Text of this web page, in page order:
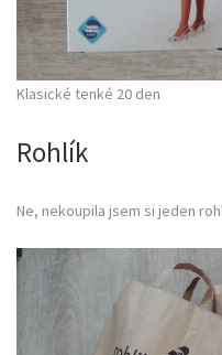
Klasické tenké 20 den
Rohlík
Ne, nekoupila jsem si jeden